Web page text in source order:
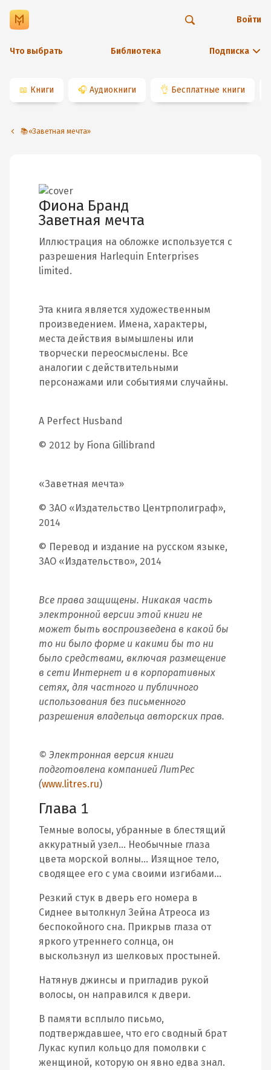
Что выбрать Библиотека Подписка
Войти
📖 Книги 🎧 Аудиокниги 👌 Бесплатные книги
📚«Заветная мечта»
Фиона Бранд
Заветная мечта
Иллюстрация на обложке используется с
разрешения Harlequin Enterprises
limited.
Эта книга является художественным
произведением. Имена, характеры,
места действия вымышлены или
творчески переосмыслены. Все
аналогии с действительными
персонажами или событиями случайны.
A Perfect Husband
© 2012 by Fiona Gillibrand
«Заветная мечта»
© ЗАО «Издательство Центрполиграф»,
2014
© Перевод и издание на русском языке,
ЗАО «Издательство», 2014
Все права защищены. Никакая часть
электронной версии этой книги не
может быть воспроизведена в какой бы
то ни было форме и какими бы то ни
было средствами, включая размещение
в сети Интернет и в корпоративных
сетях, для частного и публичного
использования без письменного
разрешения владельца авторских прав.
© Электронная версия книги
подготовлена компанией ЛитРес
(www.litres.ru)
Глава 1
Темные волосы, убранные в блестящий
аккуратный узел… Необычные глаза
цвета морской волны… Изящное тело,
сводящее его с ума своими изгибами…
Резкий стук в дверь его номера в
Сиднее вытолкнул Зейна Атреоса из
беспокойного сна. Прикрыв глаза от
яркого утреннего солнца, он
выскользнул из шелковых простыней.
Натянув джинсы и пригладив рукой
волосы, он направился к двери.
В памяти всплыло письмо,
подтверждавшее, что его сводный брат
Лукас купил кольцо для помолвки с
женщиной, которую он явно едва знал.